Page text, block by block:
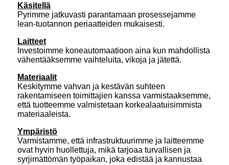
Käsitellä
Pyrimme jatkuvasti parantamaan prosessejamme
lean-tuotannon periaatteiden mukaisesti.
Laitteet
Investoimme koneautomaatioon aina kun mahdollista
vähentääksemme vaihteluita, vikoja ja jätettä.
Materiaalit
Keskitymme vahvan ja kestävän suhteen
rakentamiseen toimittajien kanssa varmistaaksemme,
että tuotteemme valmistetaan korkealaatuisimmista
materiaaleista.
Ympäristö
Varmistamme, että infrastruktuurimme ja laitteemme
ovat hyvin huollettuja, mikä tarjoaa turvallisen ja
syrjimättömän työpaikan, joka edistää ja kannustaa